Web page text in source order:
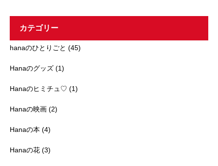
ブ
カテゴリー
hanaのひとりごと (45)
Hanaのグッズ (1)
Hanaのヒミチュ♡ (1)
Hanaの映画 (2)
Hanaの本 (4)
Hanaの花 (3)